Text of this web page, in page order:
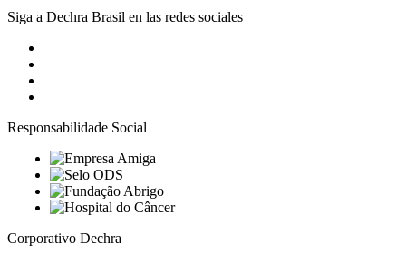
Siga a Dechra Brasil en las redes sociales
Responsabilidade Social
Corporativo Dechra